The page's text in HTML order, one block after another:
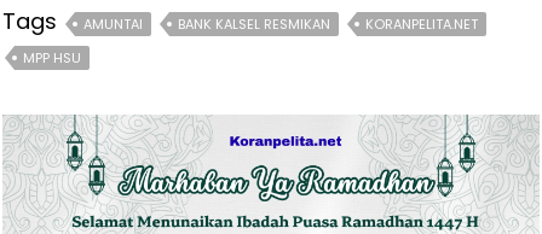
Tags AMUNTAI BANK KALSEL RESMIKAN
KORANPELITA.NET
MPP HSU